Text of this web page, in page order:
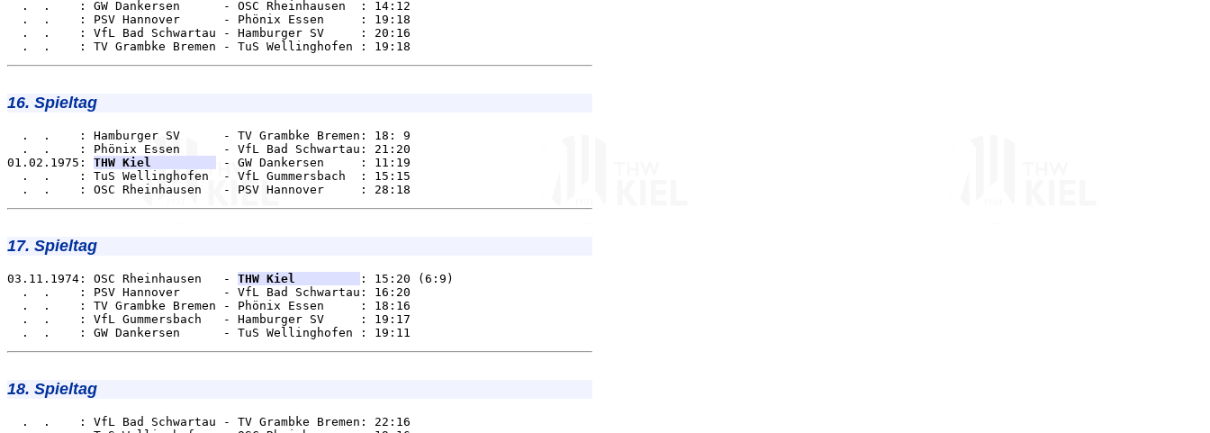
  .  .    : GW Dankersen      - OSC Rheinhausen  : 14:12
  .  .    : PSV Hannover      - Phönix Essen     : 19:18
  .  .    : VfL Bad Schwartau - Hamburger SV     : 20:16
16. Spieltag
  .  .    : Hamburger SV      - TV Grambke Bremen: 18: 9
  .  .    : Phönix Essen      - VfL Bad Schwartau: 21:20
01.02.1975: THW Kiel
- GW Dankersen     : 11:19
  .  .    : TuS Wellinghofen  - VfL Gummersbach  : 15:15
17. Spieltag
03.11.1974: OSC Rheinhausen   - THW Kiel
: 15:20 (6:9)
  .  .    : PSV Hannover      - VfL Bad Schwartau: 16:20
  .  .    : TV Grambke Bremen - Phönix Essen     : 18:16
  .  .    : VfL Gummersbach   - Hamburger SV     : 19:17
18. Spieltag
  .  .    : VfL Bad Schwartau - TV Grambke Bremen: 22:16